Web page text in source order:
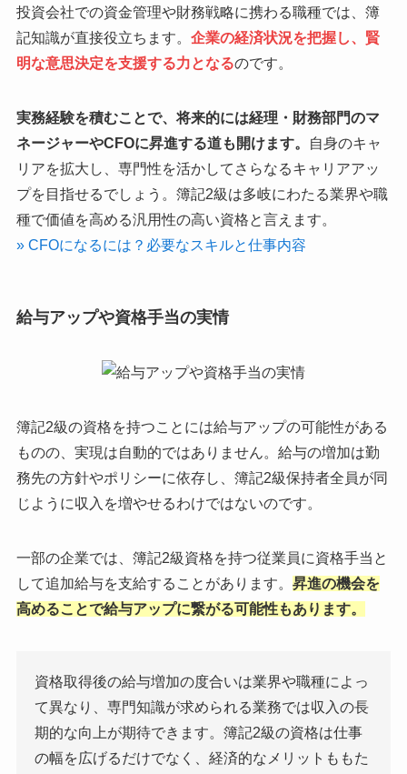
投資会社での資金管理や財務戦略に携わる職種では、簿
記知識が直接役立ちます。 企業の経済状況を把握し、賢
明な意思決定を支援する力となるのです。
実務経験を積むことで、将来的には経理・財務部門のマ
ネージャーやCFOに昇進する道も開けます。
自身のキャ
リアを拡大し、専門性を活かしてさらなるキャリアアッ
プを目指せるでしょう。簿記2級は多岐にわたる業界や職
種で価値を高める汎用性の高い資格と言えます。
» CFOになるには？必要なスキルと仕事内容
給与アップや資格手当の実情
簿記2級の資格を持つことには給与アップの可能性がある
ものの、実現は自動的ではありません。給与の増加は勤
務先の方針やポリシーに依存し、簿記2級保持者全員が同
じように収入を増やせるわけではないのです。
一部の企業では、簿記2級資格を持つ従業員に資格手当と
して追加給与を支給することがあります。 昇進の機会を
高めることで給与アップに繋がる可能性もあります。
資格取得後の給与増加の度合いは業界や職種によっ
て異なり、専門知識が求められる業務では収入の長
期的な向上が期待できます。簿記2級の資格は仕事
の幅を広げるだけでなく、経済的なメリットももた